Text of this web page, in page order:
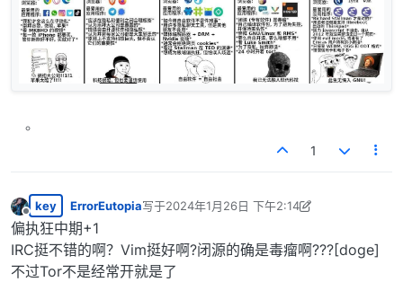
1
离线
key ErrorEutopia写于2024年1月26日 下午2:14
最后由 ErrorEutopia 编辑2024年1月26日 上午
偏执狂中期+1
IRC挺不错的啊？Vim挺好啊?闭源的确是毒瘤啊???[doge]
不过Tor不是经常开就是了